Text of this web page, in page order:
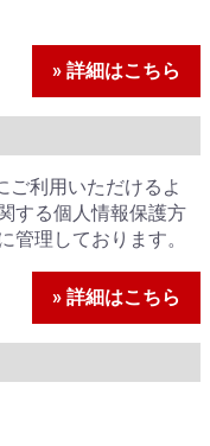
» 詳細はこちら
ご利用いただけるよ
する個人情報保護方
管理しております。
» 詳細はこちら